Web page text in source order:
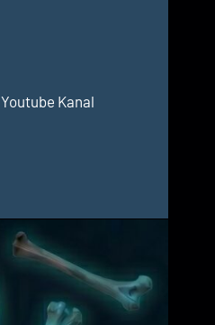
Youtube Kanal